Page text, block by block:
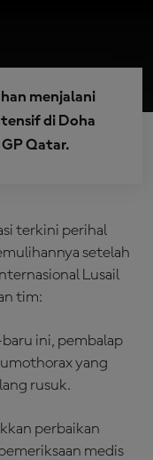
menjalani
di Doha
Qatar.
terkini perihal
setelah
Lusail
tim:
ini, pembalap
yang
rusuk.
perbaikan
medis